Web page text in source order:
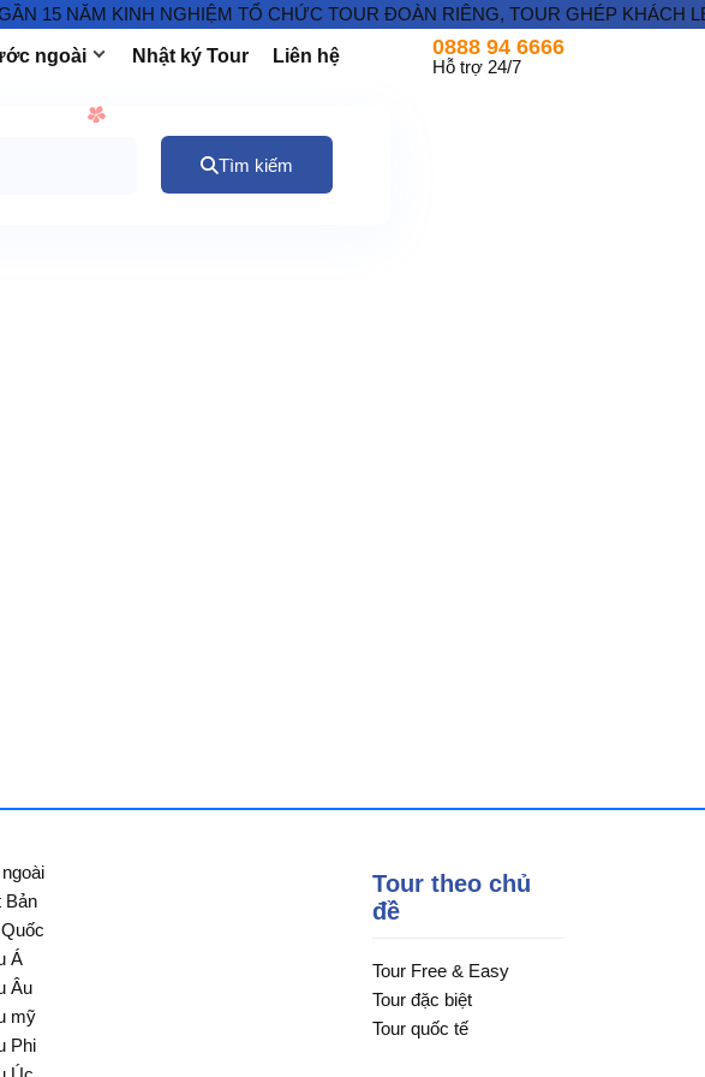
NĂM KINH NGHIỆM TỔ CHỨC TOUR ĐOÀN RIÊNG, TOUR GHÉP KHÁCH
ngoài Nhật ký Tour Liên hệ 0888 94 6666
Hỗ trợ 24/7
Tìm kiếm
Bản
Á
Âu
mỹ
Phi
Tour theo chủ
đề
Tour Free & Easy
Tour đặc biệt
Tour quốc tế